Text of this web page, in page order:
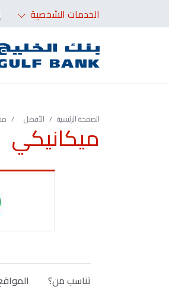
الخدمات الشخصية
الصفحة الرئيسية الأفضل
ميكانيكي
تناسب من؟